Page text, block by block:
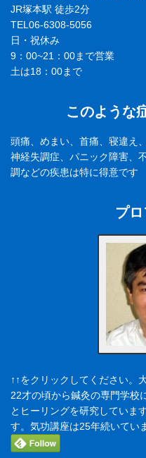
JR塚本駅 徒歩2分
TEL06-6308-5056
日・祝休み
9：00~21：00まで営業
土は18：00まで
このような
頭痛、めまい、首痛、寝違え
神経失調症、パニック障害、
調などの疾患は特に得意です
プ
↑↑をクリックしてください。
22才の頃から鍼灸の専門学校
とヒーリングを研究していま
す。気功講座は25年続いてい